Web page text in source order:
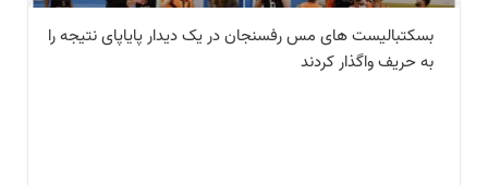
بسکتبالیست های مس رفسنجان در یک دیدار پایاپای نتیجه را
به حریف واگذار کردند